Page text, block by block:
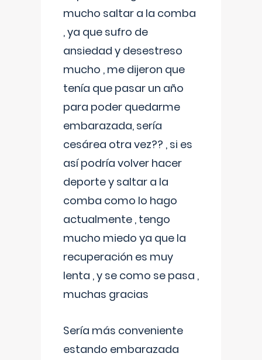
mucho saltar a la comba
, ya que sufro de
ansiedad y desestreso
mucho , me dijeron que
tenía que pasar un año
para poder quedarme
embarazada, sería
cesárea otra vez?? , si es
así podría volver hacer
deporte y saltar a la
comba como lo hago
actualmente , tengo
mucho miedo ya que la
recuperación es muy
lenta , y se como se pasa ,
muchas gracias
Sería más conveniente
estando embarazada